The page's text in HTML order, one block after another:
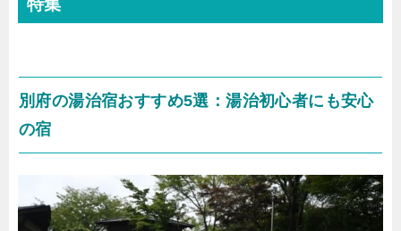
特集
別府の湯治宿おすすめ5選：湯治初心者にも安心
の宿